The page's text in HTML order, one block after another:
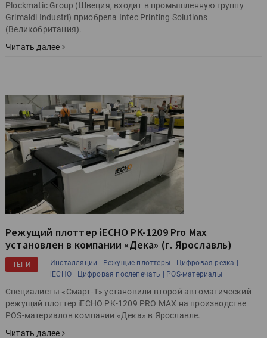
Plockmatic Group (Швеция, входит в промышленную группу
Grimaldi Industri) приобрела Intec Printing Solutions
(Великобритания).
Читать далее
Режущий плоттер iECHO PK-1209 Pro Max
установлен в компании «Дека» (г. Ярославль)
ТЕГИ Инсталляции | Режущие плоттеры | Цифровая резка |
iECHO | Цифровая послепечать | POS-материалы |
Специалисты «Смарт-Т» установили второй автоматический
режущий плоттер iECHO PK-1209 PRO MAX на производстве
POS-материалов компании «Дека» в Ярославле.
Читать далее